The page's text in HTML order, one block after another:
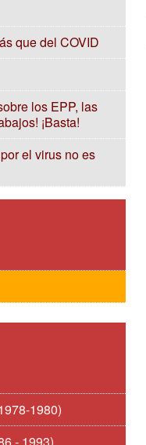
que del COVID
los EPP, las
¡Basta!
el virus no es
1980)